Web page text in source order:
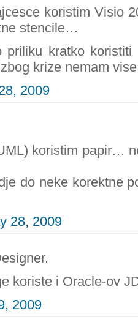
koristim Visio
stencile…
kratko koristiti
krize nemam
2009
koristim papir…
do neke korektne
28, 2009
koriste i Oracle-ov
2009